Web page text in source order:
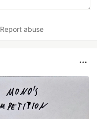
Report abuse